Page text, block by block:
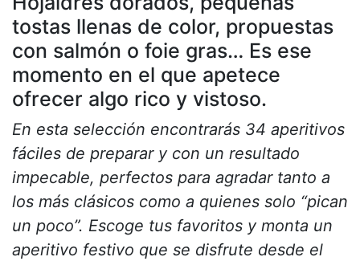
tostas llenas de color, propuestas
con salmón o foie gras… Es ese
momento en el que apetece
ofrecer algo rico y vistoso.
En esta selección encontrarás 34 aperitivos
fáciles de preparar y con un resultado
impecable, perfectos para agradar tanto a
los más clásicos como a quienes solo “pican
un poco”. Escoge tus favoritos y monta un
aperitivo festivo que se disfrute desde el